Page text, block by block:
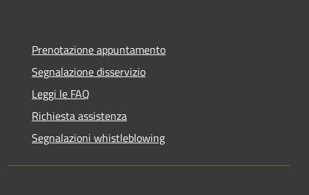
Prenotazione appuntamento
Segnalazione disservizio
Leggi le FAQ
Richiesta assistenza
Segnalazioni whistleblowing